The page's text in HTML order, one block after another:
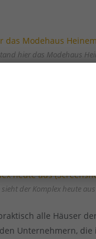
hier das Modehaus
das Angebot stark
blieb
Den Zweiten
des Stadtumbaus
der Komplex heute
alle Häuser
Unternehmern,